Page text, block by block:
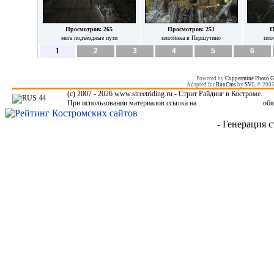
Просмотров: 265
мега подъездные пути
Просмотров: 251
плотинка в Першутино
1 2 3 4 5 6
Powered by Coppermine Photo
Adapted for RunCmsby SVL ©
(c) 2007 - 2026 www.streetriding.ru - Стрит Райдинг в Костроме.
При использовании материалов ссылка на
- Генерация